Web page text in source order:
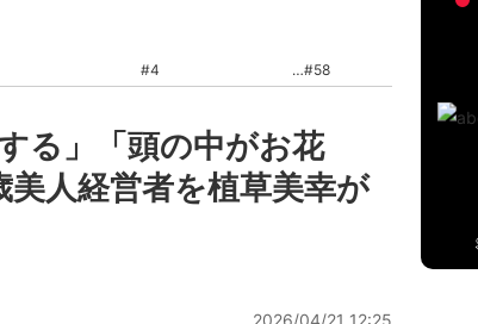
#4 #58
る」「頭の中がお花
人経営者を植草美幸が
2026/04/21 12:25